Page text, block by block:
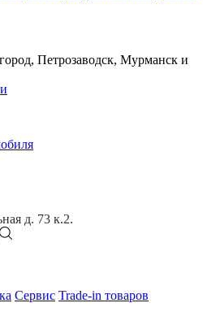
Петрозаводск, Мурманск и
д. 73 к.2.
Сервис Trade-in товаров